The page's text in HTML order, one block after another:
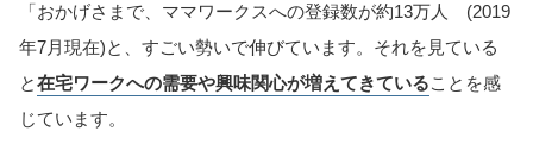
「おかげさまで、ママワークスへの登録数が約13万人 (2019
年7月現在)と、すごい勢いで伸びています。それを見ている
と在宅ワークへの需要や興味関心が増えてきていることを感
じています。